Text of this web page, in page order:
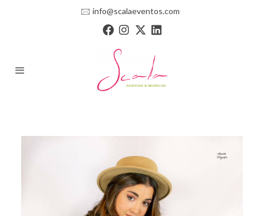
🖂 info@scalaeventos.com